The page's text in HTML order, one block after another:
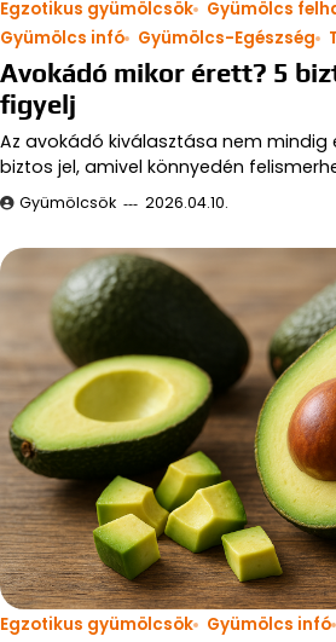
Egzotikus gyümölcsök
Gyümölcs
Gyümölcs infó
Gyümölcs-Egészség
Avokádó mikor érett? 5
figyelj
Az avokádó kiválasztása nem mindig
biztos jel, amivel könnyedén
Gyümölcsök 2026.04.10.
Egzotikus gyümölcsök Gyümölcs infó